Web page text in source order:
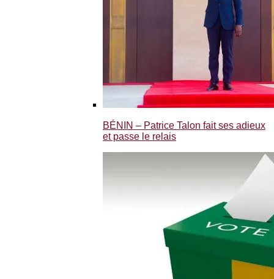
BÉNIN – Patrice Talon fait ses adieux
et passe le relais